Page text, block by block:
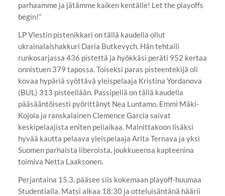
parhaamme ja jätämme kaiken kentälle! Let the playoffs
begin!”
LP Viestin pistenikkari on tällä kaudella ollut
ukrainalaishakkuri Daria Butkevych. Hän tehtaili
runkosarjassa 436 pistettä ja hyökkäsi peräti 952 kertaa
onnistuen 379 tapossa. Toiseksi paras pisteentekijä oli
kovaa hypäriä syöttävä yleispelaaja Kristina Yordanova
(BUL) 313 pisteellään. Passipeliä on tällä kaudella
pääsääntöisesti pyörittänyt Nea Luntamo. Emmi Mäki-
Kojola ja ranskalainen Clemence Garcia saivat
keskipelaajista eniten peliaikaa. Mainittakoon lisäksi
hyvää kautta pelaava yleispelaaja Arita Ternava ja yksi
Suomen parhaista liberoista, joukkueensa kapteenina
toimiva Netta Laaksonen.
Perjantaina 15.3. pääsee siis kokemaan playoff-huumaa
Studentialla. Matsi alkaa 18:30 ja otteluisäntänä häärii